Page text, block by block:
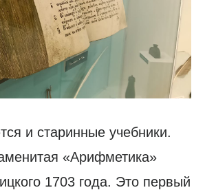
и старинные учебники.
«Арифметика»
1703 года. Это первый